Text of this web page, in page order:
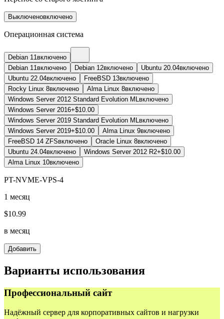
Выключеновключено
Операционная система
Debian 11включено
Debian 11включено Debian 12включено Ubuntu 20.04включено
Ubuntu 22.04включено FreeBSD 13включено
Rocky Linux 8включено Alma Linux 8включено
Windows Server 2012 Standard Evolution MLвключено
Windows Server 2016+$10.00
Windows Server 2019 Standard Evolution MLвключено
Windows Server 2019+$10.00 Alma Linux 9включено
FreeBSD 14 ZFSвключено Oracle Linux 8включено
Ubuntu 24.04включено Windows Server 2012 R2+$10.00
Alma Linux 10включено
PT-NVME-VPS-4
1 месяц
$10.99
в месяц
Добавить
Варианты использования
Профессиональный сайт
Надёжный сервер для корпоративных сайтов и нагрузки